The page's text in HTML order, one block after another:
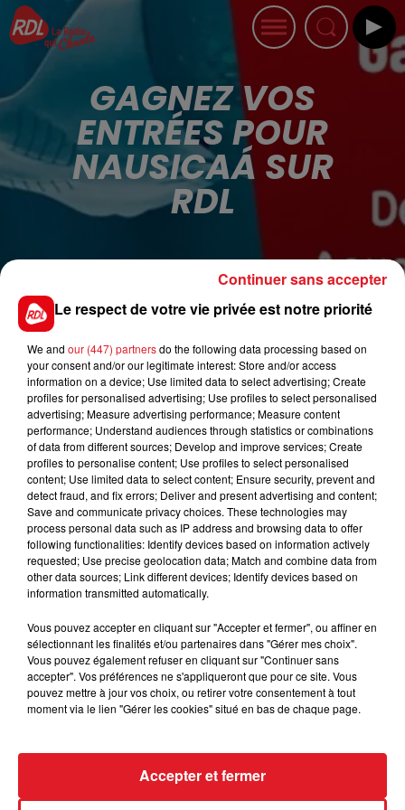
GAGNEZ VOS
ENTRÉES POUR
NAUSICAÁ SUR
RDL
Publié : 19 juin 2020 à 8h37
RDL
�~�️Pour jouer, écoutez Sandra et Léo dans"Debout
c'est l'Heure", tous les jours de 6h à 10h ettentez
votre chance au BINGO !
Bonne Chance....
•Site Officiel NAUSICAÁ
Le jeu est terminé
RADIO MÉDIAS
Le respect de votre vie privée est notre priorité
We and our (447) partnersdo the following data processing based on
your consent and/or our legitimate interest: Store and/or access
information on a device; Use limited data to select advertising; Create
profiles for personalised advertising; Use profiles to select personalised
advertising; Measure advertising performance; Measure content
performance; Understand audiences through statistics or combinations
of data from different sources; Develop and improve services; Create
profiles to personalise content; Use profiles to select personalised
content; Use limited data to select content; Ensure security, prevent and
detect fraud, and fix errors; Deliver and present advertising and content;
Save and communicate privacy choices. These technologies may
process personal data such as IP address and browsing data to offer
following functionalities: Identify devices based on information actively
requested; Use precise geolocation data; Match and combine data from
other data sources; Link different devices; Identify devices based on
information transmitted automatically.
Vous pouvez accepter en cliquant sur "Accepter et fermer", ou affiner en
sélectionnant les finalités et/ou partenaires dans "Gérer mes choix".
Vous pouvez également refuser en cliquant sur "Continuer sans
accepter". Vos préférences ne s'appliqueront que pour ce site. Vous
pouvez mettre à jour vos choix, ou retirer votre consentement à tout
moment via le lien "Gérer les cookies" situé en bas de chaque page.
Accepter et fermer
Continuer sans accepter